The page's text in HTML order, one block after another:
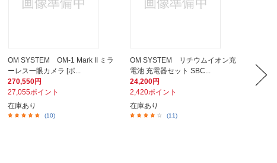
OM SYSTEM OM-1 Mark II ミラ
ーレス一眼カメラ [ボ...
270,550円
27,055ポイント
在庫あり
(10)
OM SYSTEM リチウムイオン充
電池 充電器セット SBC...
24,200円
2,420ポイント
在庫あり
(11)
1D
3,960円